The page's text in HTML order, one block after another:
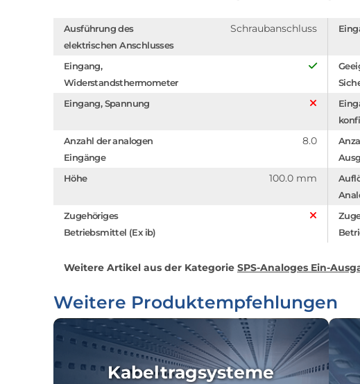
Ausführung des
elektrischen Anschlusses
Schraubanschluss
Eingang,
Widerstandsthermometer
Eingang, Spannung
Anzahl der analogen
Eingänge
8.0
Höhe 100.0 mm
Zugehöriges
Betriebsmittel (Ex ib)
Weitere Artikel aus der Kategorie SPS-Analoges Ein-
Weitere Produktempfehlungen
Kabeltragsysteme